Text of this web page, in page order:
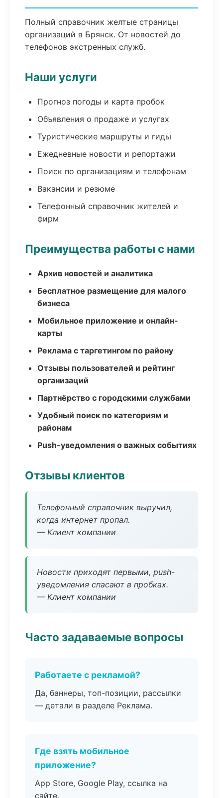
Полный справочник желтые страницы
организаций в Брянск. От новостей до
телефонов экстренных служб.
Наши услуги
Прогноз погоды и карта пробок
Объявления о продаже и услугах
Туристические маршруты и гиды
Ежедневные новости и репортажи
Поиск по организациям и телефонам
Вакансии и резюме
Телефонный справочник жителей и
фирм
Преимущества работы с нами
Архив новостей и аналитика
Бесплатное размещение для малого
бизнеса
Мобильное приложение и онлайн-
карты
Реклама с таргетингом по району
Отзывы пользователей и рейтинг
организаций
Партнёрство с городскими службами
Удобный поиск по категориям и
районам
Push-уведомления о важных событиях
Отзывы клиентов
Телефонный справочник выручил,
когда интернет пропал.
— Клиент компании
Новости приходят первыми, push-
уведомления спасают в пробках.
— Клиент компании
Часто задаваемые вопросы
Работаете с рекламой?
Да, баннеры, топ-позиции, рассылки
— детали в разделе Реклама.
Где взять мобильное
приложение?
App Store, Google Play, ссылка на
сайте.